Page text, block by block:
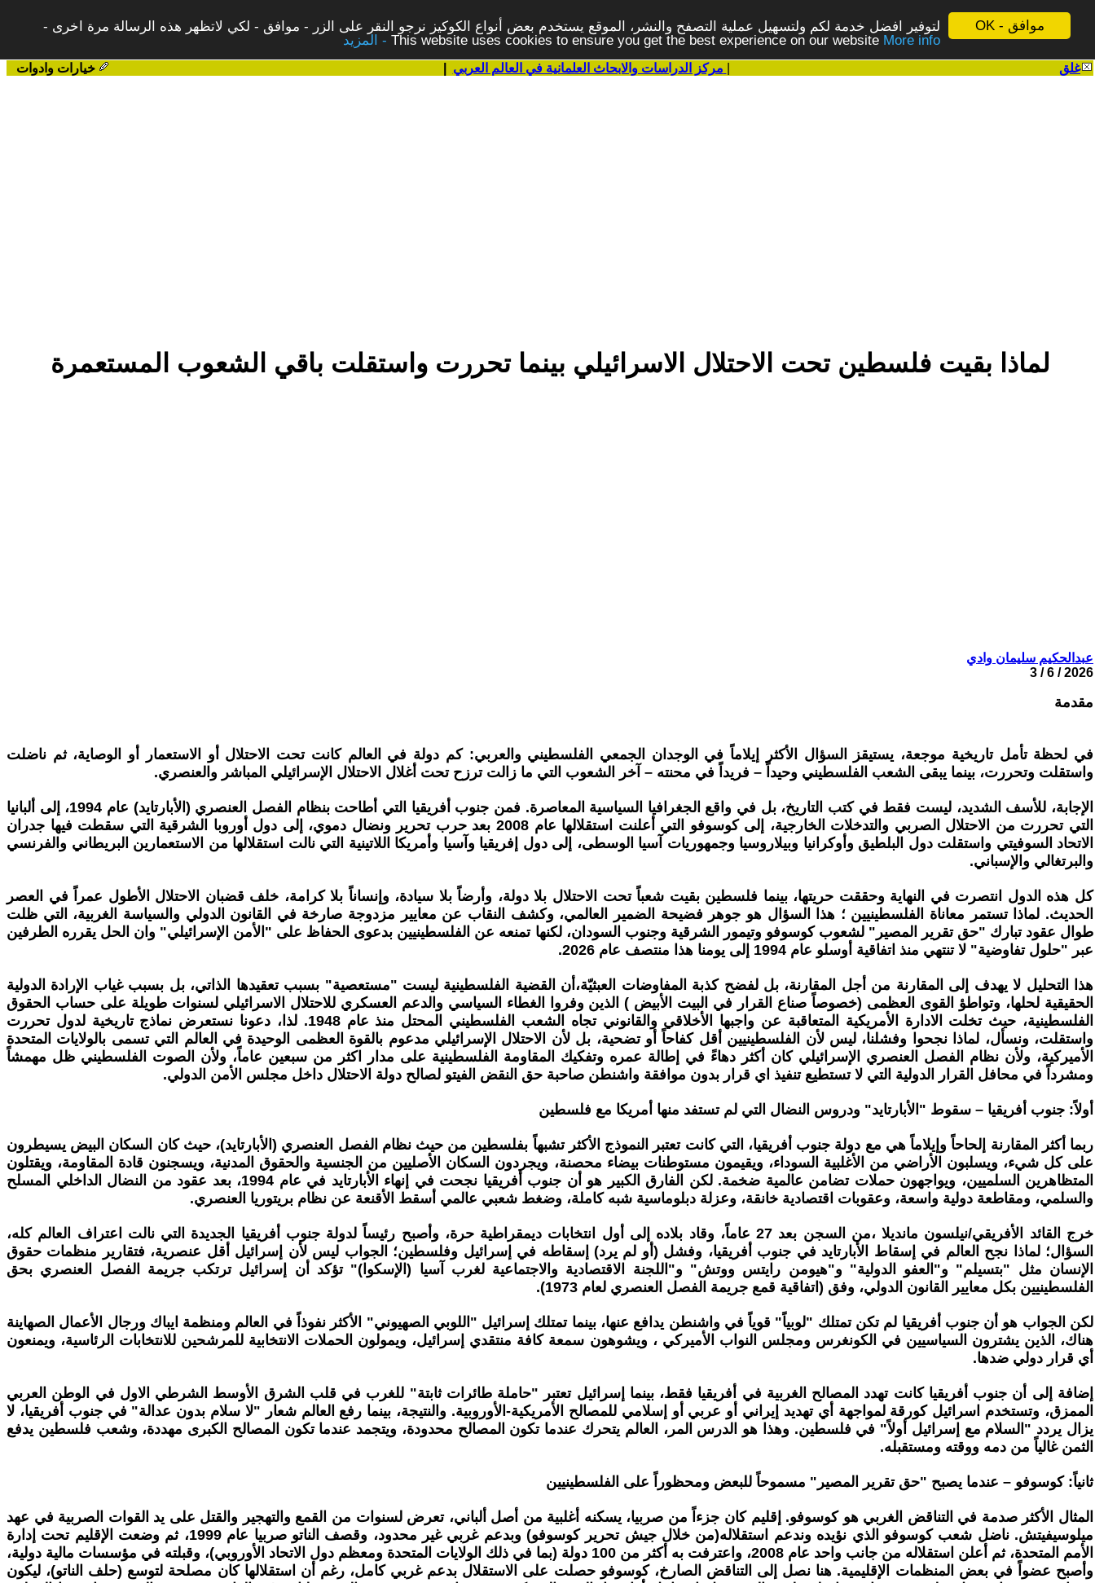
موافق - OK
لتوفير افضل خدمة لكم ولتسهيل عملية التصفح والنشر، الموقع يستخدم بعض أنواع الكوكيز نرجو النقر على الزر - موافق - لكي لاتظهر هذه الرسالة مرة اخرى -
This website uses cookies to ensure you get the best experience on our website More info - المزيد
غلق خيارات وادوات
لماذا بقيت فلسطين تحت الاحتلال الاسرائيلي بينما تحررت واستقلت باقي الشعوب المستعمرة
عبدالحكيم سليمان وادي
2026 / 6 / 3
مقدمة
في لحظة تأمل تاريخية موجعة، يستيقز السؤال الأكثر إيلاماً في الوجدان الجمعي الفلسطيني والعربي: كم دولة في العالم كانت تحت الاحتلال أو الاستعمار أو الوصاية، ثم ناضلت
واستقلت وتحررت، بينما يبقى الشعب الفلسطيني وحيداً – فريداً في محنته – آخر الشعوب التي ما زالت ترزح تحت أغلال الاحتلال الإسرائيلي المباشر والعنصري.
الإجابة، للأسف الشديد، ليست فقط في كتب التاريخ، بل في واقع الجغرافيا السياسية المعاصرة. فمن جنوب أفريقيا التي أطاحت بنظام الفصل العنصري (الأبارتايد) عام 1994، إلى ألبانيا
التي تحررت من الاحتلال الصربي والتدخلات الخارجية، إلى كوسوفو التي أعلنت استقلالها عام 2008 بعد حرب تحرير ونضال دموي، إلى دول أوروبا الشرقية التي سقطت فيها جدران
الاتحاد السوفيتي واستقلت دول البلطيق وأوكرانيا وبيلاروسيا وجمهوريات آسيا الوسطى، إلى دول إفريقيا وآسيا وأمريكا اللاتينية التي نالت استقلالها من الاستعمارين البريطاني والفرنسي
والبرتغالي والإسباني.
كل هذه الدول انتصرت في النهاية وحققت حريتها، بينما فلسطين بقيت شعباً تحت الاحتلال بلا دولة، وأرضاً بلا سيادة، وإنساناً بلا كرامة، خلف قضبان الاحتلال الأطول عمراً في العصر
الحديث. لماذا تستمر معاناة الفلسطينيين ؛ هذا السؤال هو جوهر فضيحة الضمير العالمي، وكشف النقاب عن معايير مزدوجة صارخة في القانون الدولي والسياسة الغربية، التي ظلت
طوال عقود تبارك "حق تقرير المصير" لشعوب كوسوفو وتيمور الشرقية وجنوب السودان، لكنها تمنعه عن الفلسطينيين بدعوى الحفاظ على "الأمن الإسرائيلي" وان الحل يقرره الطرفين
عبر "حلول تفاوضية" لا تنتهي منذ اتفاقية أوسلو عام 1994 إلى يومنا هذا منتصف عام 2026.
هذا التحليل لا يهدف إلى المقارنة من أجل المقارنة، بل لفضح كذبة المفاوضات العبثيّة،أن القضية الفلسطينية ليست "مستعصية" بسبب تعقيدها الذاتي، بل بسبب غياب الإرادة الدولية
الحقيقية لحلها، وتواطؤ القوى العظمى (خصوصاً صناع القرار في البيت الأبيض ) الذين وفروا الغطاء السياسي والدعم العسكري للاحتلال الاسرائيلي لسنوات طويلة على حساب الحقوق
الفلسطينية، حيث تخلت الادارة الأمريكية المتعاقبة عن واجبها الأخلاقي والقانوني تجاه الشعب الفلسطيني المحتل منذ عام 1948. لذا، دعونا نستعرض نماذج تاريخية لدول تحررت
واستقلت، ونسأل، لماذا نجحوا وفشلنا، ليس لأن الفلسطينيين أقل كفاحاً أو تضحية، بل لأن الاحتلال الإسرائيلي مدعوم بالقوة العظمى الوحيدة في العالم التي تسمى بالولايات المتحدة
الأميركية، ولأن نظام الفصل العنصري الإسرائيلي كان أكثر دهاءً في إطالة عمره وتفكيك المقاومة الفلسطينية على مدار اكثر من سبعين عاماً، ولأن الصوت الفلسطيني ظل مهمشاً
ومشرداً في محافل القرار الدولية التي لا تستطيع تنفيذ اي قرار بدون موافقة واشنطن صاحبة حق النقض الفيتو لصالح دولة الاحتلال داخل مجلس الأمن الدولي.
أولاً: جنوب أفريقيا – سقوط "الأبارتايد" ودروس النضال التي لم تستفد منها أمريكا مع فلسطين
ربما أكثر المقارنة إلحاحاً وإيلاماً هي مع دولة جنوب أفريقيا، التي كانت تعتبر النموذج الأكثر تشبهاً بفلسطين من حيث نظام الفصل العنصري (الأبارتايد)، حيث كان السكان البيض يسيطرون
على كل شيء، ويسلبون الأراضي من الأغلبية السوداء، ويقيمون مستوطنات بيضاء محصنة، ويجردون السكان الأصليين من الجنسية والحقوق المدنية، ويسجنون قادة المقاومة، ويقتلون
المتظاهرين السلميين، ويواجهون حملات تضامن عالمية ضخمة. لكن الفارق الكبير هو أن جنوب أفريقيا نجحت في إنهاء الأبارتايد في عام 1994، بعد عقود من النضال الداخلي المسلح
والسلمي، ومقاطعة دولية واسعة، وعقوبات اقتصادية خانقة، وعزلة دبلوماسية شبه كاملة، وضغط شعبي عالمي أسقط الأقنعة عن نظام بريتوريا العنصري.
خرج القائد الأفريقي/نيلسون مانديلا ،من السجن بعد 27 عاماً، وقاد بلاده إلى أول انتخابات ديمقراطية حرة، وأصبح رئيساً لدولة جنوب أفريقيا الجديدة التي نالت اعتراف العالم كله،
السؤال؛ لماذا نجح العالم في إسقاط الأبارتايد في جنوب أفريقيا، وفشل (أو لم يرد) إسقاطه في إسرائيل وفلسطين؛ الجواب ليس لأن إسرائيل أقل عنصرية، فتقارير منظمات حقوق
الإنسان مثل "بتسيلم" و"العفو الدولية" و"هيومن رايتس ووتش" و"اللجنة الاقتصادية والاجتماعية لغرب آسيا (الإسكوا)" تؤكد أن إسرائيل ترتكب جريمة الفصل العنصري بحق
الفلسطينيين بكل معايير القانون الدولي، وفق (اتفاقية قمع جريمة الفصل العنصري لعام 1973).
لكن الجواب هو أن جنوب أفريقيا لم تكن تمتلك "لوبياً" قوياً في واشنطن يدافع عنها، بينما تمتلك إسرائيل "اللوبي الصهيوني" الأكثر نفوذاً في العالم ومنظمة ايباك ورجال الأعمال الصهاينة
هناك، الذين يشترون السياسيين في الكونغرس ومجلس النواب الأميركي ، ويشوهون سمعة كافة منتقدي إسرائيل، ويمولون الحملات الانتخابية للمرشحين للانتخابات الرئاسية، ويمنعون
أي قرار دولي ضدها.
إضافة إلى أن جنوب أفريقيا كانت تهدد المصالح الغربية في أفريقيا فقط، بينما إسرائيل تعتبر "حاملة طائرات ثابتة" للغرب في قلب الشرق الأوسط الشرطي الاول في الوطن العربي
الممزق، وتستخدم اسرائيل كورقة لمواجهة أي تهديد إيراني أو عربي أو إسلامي للمصالح الأمريكية-الأوروبية. والنتيجة، بينما رفع العالم شعار "لا سلام بدون عدالة" في جنوب أفريقيا، لا
يزال يردد "السلام مع إسرائيل أولاً" في فلسطين. وهذا هو الدرس المر، العالم يتحرك عندما تكون المصالح محدودة، ويتجمد عندما تكون المصالح الكبرى مهددة، وشعب فلسطين يدفع
الثمن غالياً من دمه ووقته ومستقبله.
ثانياً: كوسوفو – عندما يصبح "حق تقرير المصير" مسموحاً للبعض ومحظوراً على الفلسطينيين
المثال الأكثر صدمة في التناقض الغربي هو كوسوفو. إقليم كان جزءاً من صربيا، يسكنه أغلبية من أصل ألباني، تعرض لسنوات من القمع والتهجير والقتل على يد القوات الصربية في عهد
ميلوسيفيتش. ناضل شعب كوسوفو الذي نؤيده وندعم استقلاله(من خلال جيش تحرير كوسوفو) وبدعم غربي غير محدود، وقصف الناتو صربيا عام 1999، ثم وضعت الإقليم تحت إدارة
الأمم المتحدة، ثم أعلن استقلاله من جانب واحد عام 2008، واعترفت به أكثر من 100 دولة (بما في ذلك الولايات المتحدة ومعظم دول الاتحاد الأوروبي)، وقبلته في مؤسسات مالية دولية،
وأصبح عضواً في بعض المنظمات الإقليمية. هنا نصل إلى التناقض الصارخ، كوسوفو حصلت على الاستقلال بدعم غربي كامل، رغم أن استقلالها كان مصلحة لتوسع (حلف الناتو)، ليكون